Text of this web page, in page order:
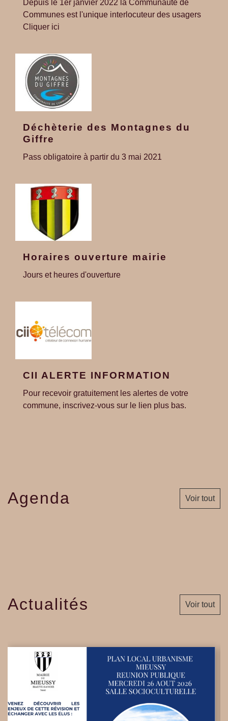
Depuis le 1er janvier 2022 la Communauté de
Communes est l'unique interlocuteur des usagers
Cliquer ici
Déchèterie des Montagnes du
Giffre
Pass obligatoire à partir du 3 mai 2021
Horaires ouverture mairie
Jours et heures d'ouverture
CII ALERTE INFORMATION
Pour recevoir gratuitement les alertes de votre
commune, inscrivez-vous sur le lien plus bas.
Agenda Voir tout
Actualités Voir tout